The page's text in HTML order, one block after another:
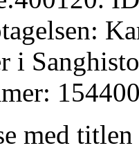
i
med titlen